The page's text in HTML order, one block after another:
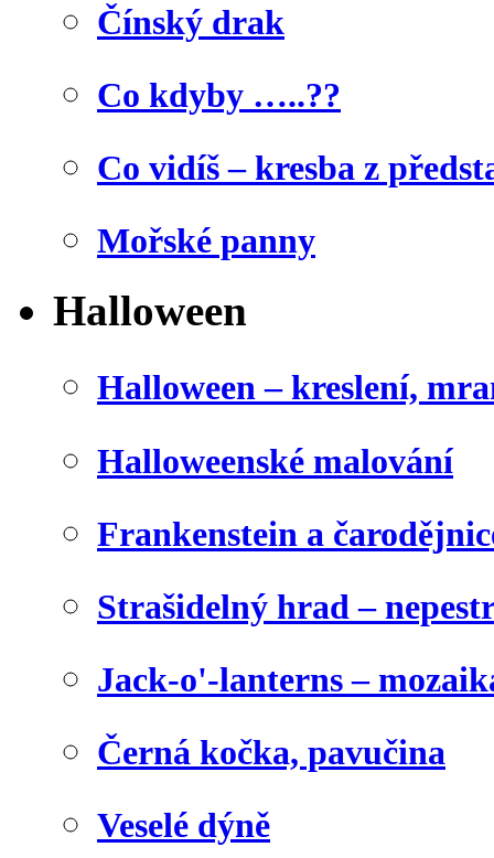
Čínský drak
Co kdyby …..??
Co vidíš – kresba z
Mořské panny
Halloween
Halloween – kreslení,
Halloweenské malování
Frankenstein a
Strašidelný hrad –
Jack-o'-lanterns –
Černá kočka, pavučina
Veselé dýně